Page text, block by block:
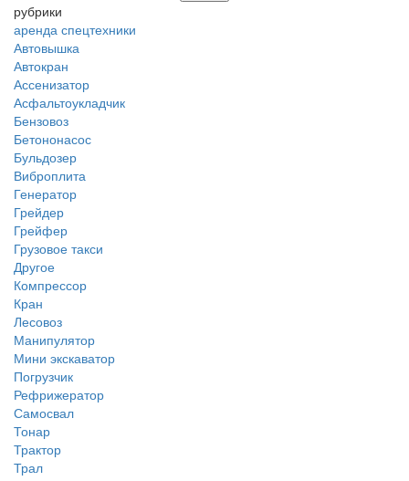
рубрики
аренда спецтехники
Автовышка
Автокран
Ассенизатор
Асфальтоукладчик
Бензовоз
Бетононасос
Бульдозер
Виброплита
Генератор
Грейдер
Грейфер
Грузовое такси
Другое
Компрессор
Кран
Лесовоз
Манипулятор
Мини экскаватор
Погрузчик
Рефрижератор
Самосвал
Тонар
Трактор
Трал